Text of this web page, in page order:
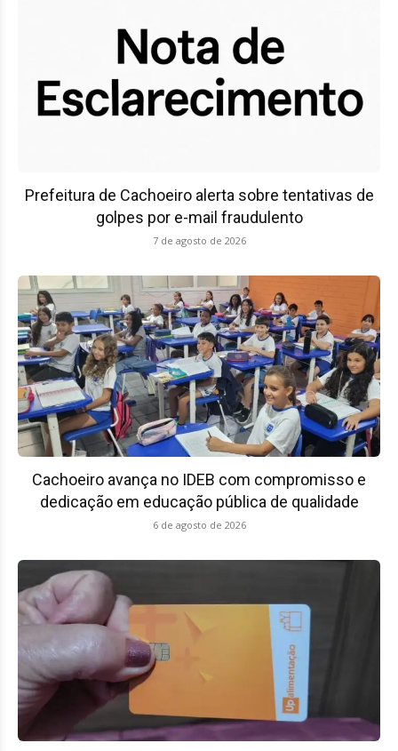
Prefeitura de Cachoeiro alerta sobre tentativas de
golpes por e-mail fraudulento
7 de agosto de 2026
Cachoeiro avança no IDEB com compromisso e
dedicação em educação pública de qualidade
6 de agosto de 2026